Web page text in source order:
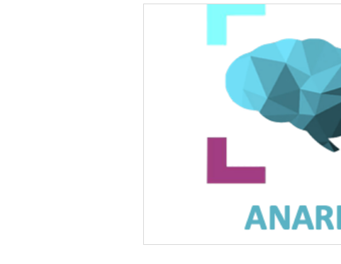
CONGRES SFAR MEMBRES
Offre PhD - Post-Doc autoregulation